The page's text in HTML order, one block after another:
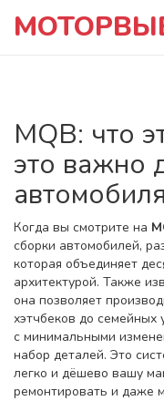
MQB: что
это важно
автомобиля
Когда вы смотрите на
сборки автомобилей,
которая объединяет
архитектурой. Также
она позволяет
хэтчбеков до
с минимальными
набор деталей. Это
легко и дёшево вашу
ремонтировать и даже